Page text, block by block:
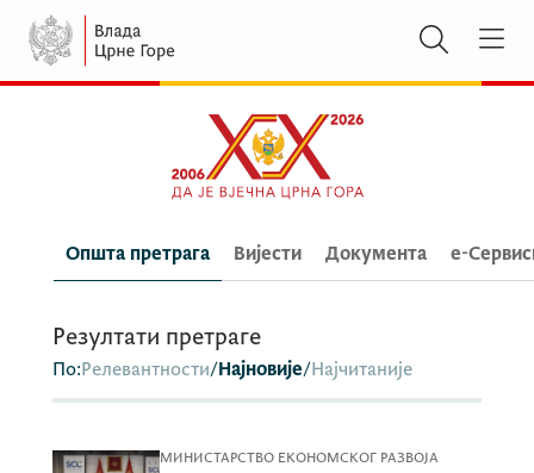
Општа претрага Вијести Документа e-
Резултати претраге
По:Релевантности/Најновије/Најчитаније
МИНИСТАРСТВО ЕКОНОМСКОГ РАЗВОЈА